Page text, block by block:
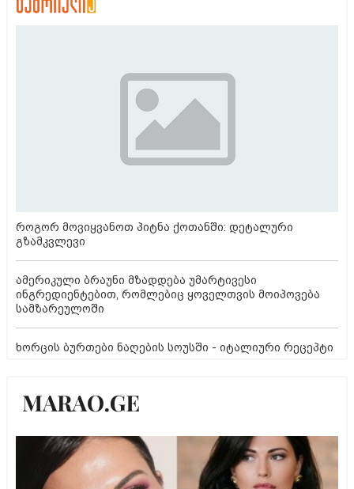
როგორ მოვიყვანოთ პიტნა ქოთანში: დეტალური
გზამკვლევი
ამერიკული ბრაუნი მზადდება უმარტივესი
ინგრედიენტებით, რომლებიც ყოველთვის მოიპოვება
სამზარეულოში
ხორცის ბურთები ნაღების სოუსში - იტალიური რეცეპტი